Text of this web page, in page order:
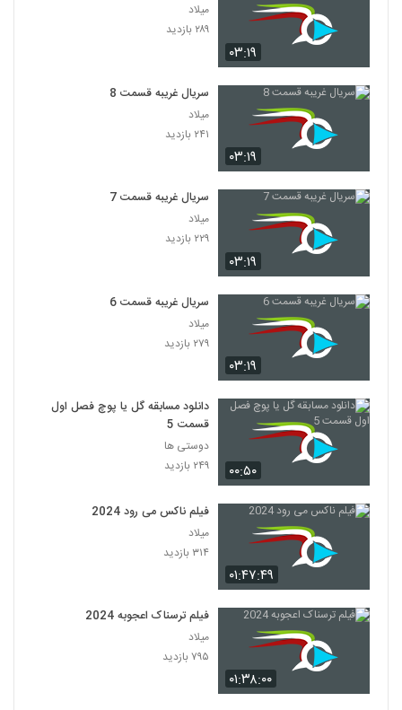
۰۳:۱۹
میلاد
۲۸۹ بازدید
۰۳:۱۹
سریال غریبه قسمت 8
میلاد
۲۴۱ بازدید
۰۳:۱۹
سریال غریبه قسمت 7
میلاد
۲۲۹ بازدید
۰۳:۱۹
سریال غریبه قسمت 6
میلاد
۲۷۹ بازدید
۰۰:۵۰
دانلود مسابقه گل یا پوچ فصل اول
قسمت 5
دوستی ها
۲۴۹ بازدید
۰۱:۴۷:۴۹
فیلم ناکس می رود 2024
میلاد
۳۱۴ بازدید
۰۱:۳۸:۰۰
فیلم ترسناک اعجوبه 2024
میلاد
۷۹۵ بازدید